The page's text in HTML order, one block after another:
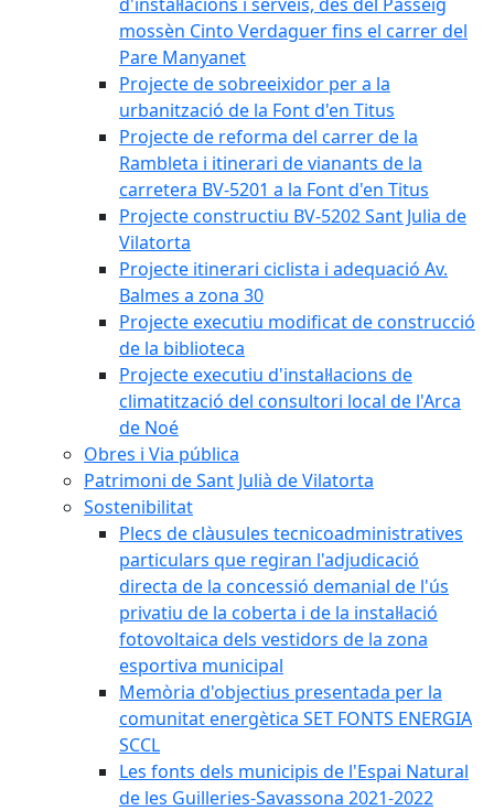
mossèn Cinto Verdaguer fins el carrer del
Pare Manyanet
Projecte de sobreeixidor per a la
urbanització de la Font d'en Titus
Projecte de reforma del carrer de la
Rambleta i itinerari de vianants de la
carretera BV-5201 a la Font d'en Titus
Projecte constructiu BV-5202 Sant Julia de
Vilatorta
Projecte itinerari ciclista i adequació Av.
Balmes a zona 30
Projecte executiu modificat de construcció
de la biblioteca
Projecte executiu d'instal·lacions de
climatització del consultori local de l'Arca
de Noé
Obres i Via pública
Patrimoni de Sant Julià de Vilatorta
Sostenibilitat
Plecs de clàusules tecnicoadministratives
particulars que regiran l'adjudicació
directa de la concessió demanial de l'ús
privatiu de la coberta i de la instal·lació
fotovoltaica dels vestidors de la zona
esportiva municipal
Memòria d'objectius presentada per la
comunitat energètica SET FONTS ENERGIA
SCCL
Les fonts dels municipis de l'Espai Natural
de les Guilleries-Savassona 2021-2022